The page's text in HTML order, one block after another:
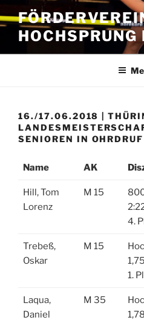
Inhalt
springen
16./17.06.2018 |
SENIOREN IN
Name AK
Hill, Tom
Lorenz
M 15
4.
Trebeß,
Oskar
M 15
1.
Laqua,
Daniel
M 35